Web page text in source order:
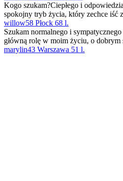
Kogo szukam?Ciepłego i
spokojny tryb życia, który zechce iść
willow58 Płock 68 l.
Szukam normalnego i
główną rolę w moim życiu, o dobrym
marylin43 Warszawa 51 l.